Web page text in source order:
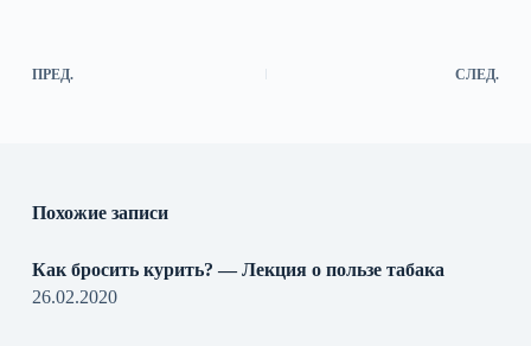
ПРЕД. СЛЕД.
Похожие записи
Как бросить курить? — Лекция о пользе табака
26.02.2020